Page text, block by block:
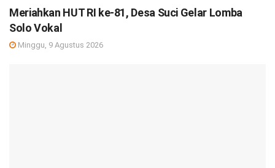
Meriahkan HUT RI ke-81, Desa Suci Gelar Lomba
Solo Vokal
Minggu, 9 Agustus 2026